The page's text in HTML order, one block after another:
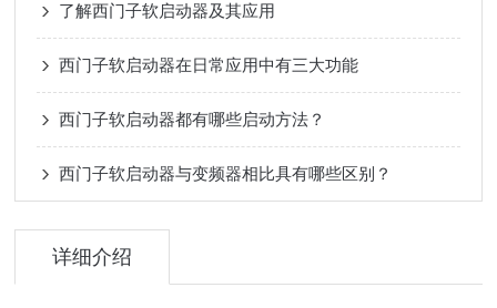
了解西门子软启动器及其应用
西门子软启动器在日常应用中有三大功能
西门子软启动器都有哪些启动方法？
西门子软启动器与变频器相比具有哪些区别？
详细介绍